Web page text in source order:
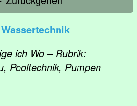
ich Wo – Rubrik:
Pooltechnik, Pumpen